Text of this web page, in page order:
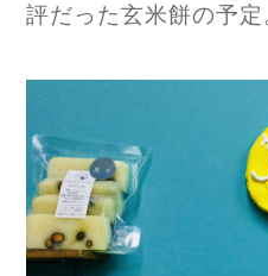
評だった玄米餅の予定